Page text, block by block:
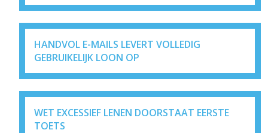
HANDVOL E-MAILS LEVERT VOLLEDIG
GEBRUIKELIJK LOON OP
WET EXCESSIEF LENEN DOORSTAAT EERSTE
TOETS